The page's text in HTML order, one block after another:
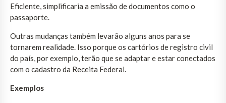
Eficiente, simplificaria a emissão de documentos como o
passaporte.
Outras mudanças também levarão alguns anos para se
tornarem realidade. Isso porque os cartórios de registro civil
do país, por exemplo, terão que se adaptar e estar conectados
com o cadastro da Receita Federal.
Exemplos